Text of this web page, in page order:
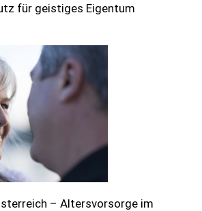
für geistiges Eigentum
– Altersvorsorge im